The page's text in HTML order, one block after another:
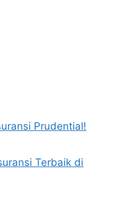
Prudential!
Terbaik di